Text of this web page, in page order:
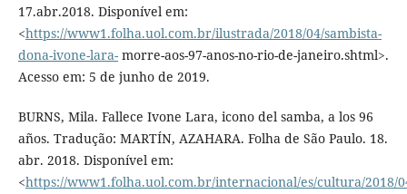
17.abr.2018. Disponível em:
<https://www1.folha.uol.com.br/ilustrada/2018/04/sambista-
dona-ivone-lara-morre-aos-97-anos-no-rio-de-janeiro.shtml>.
Acesso em: 5 de junho de 2019.
BURNS, Mila. Fallece Ivone Lara, icono del samba, a los 96
años. Tradução: MARTÍN, AZAHARA. Folha de São Paulo. 18.
abr. 2018. Disponível em:
<https://www1.folha.uol.com.br/internacional/es/cultura/2018/